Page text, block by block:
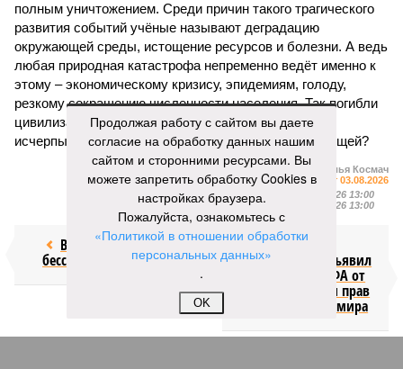
полным уничтожением. Среди причин такого трагического
развития событий учёные называют деградацию
окружающей среды, истощение ресурсов и болезни. А ведь
любая природная катастрофа непременно ведёт именно к
этому – экономическому кризису, эпидемиям, голоду,
резкому сокращению численности населения. Так погибли
цивилизации шумеров, майя, кхмеров – список не
исчерпывающий. Какая цивилизация будет следующей?
Илья Космач
Газета«Наша версия» №29 от 03.08.2026
Опубликовано:
05.08.2026 13:00
Отредактировано:
05.08.2026 13:00
Возраст
бессмертия
Инфантино
отступил и объявил
об отказе ФИФА от
продажи доли прав
на чемпионат мира
Продолжая работу с сайтом вы даете
согласие на обработку данных нашим
сайтом и сторонними ресурсами. Вы
можете запретить обработку Cookies в
настройках браузера.
Пожалуйста, ознакомьтесь с
«Политикой в отношении обработки
персональных данных»
.
OK